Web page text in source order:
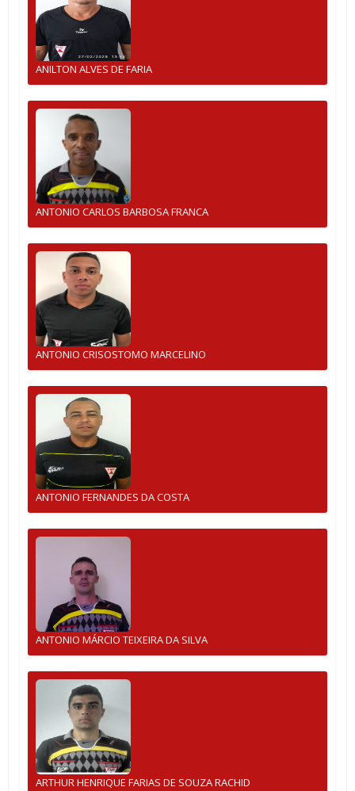
ANILTON ALVES DE FARIA
ANTONIO CARLOS BARBOSA FRANCA
ANTONIO CRISOSTOMO MARCELINO
ANTONIO FERNANDES DA COSTA
ANTONIO MÁRCIO TEIXEIRA DA SILVA
ARTHUR HENRIQUE FARIAS DE SOUZA RACHID